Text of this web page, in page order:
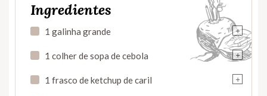
Ingredientes
+
1 galinha grande
+
1 colher de sopa de cebola
+
1 frasco de ketchup de caril